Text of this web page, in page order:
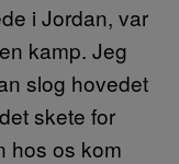
i Jordan, var
kamp. Jeg
slog hovedet
skete for
hos os kom